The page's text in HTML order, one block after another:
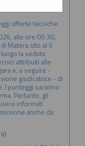
offerte tecniche
alle ore 09.30,
Matera sito al V
la seduta
attribuiti alle
e, a seguire -
giudicatrice - di
I punteggi saranno
Pertanto, gli
informati
anche da